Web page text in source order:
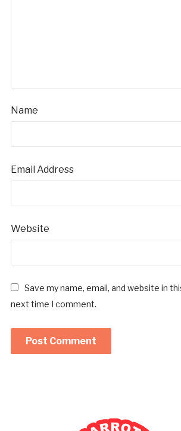
Name
Email Address
Website
Save my name, email, and website in
next time I comment.